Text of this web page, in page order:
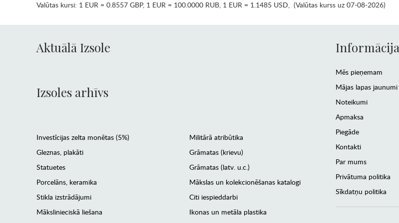
Valūtas kursi: 1 EUR = 0.8557 GBP, 1 EUR = 100.0000 RUB, 1 EUR = 1.1485 USD, (Valūtas kurss uz 07-08-2026)
Aktuālā Izsole
Izsoles arhīvs
Investīcijas zelta monētas (5%)
Gleznas, plakāti
Statuetes
Porcelāns, keramika
Stikla izstrādājumi
Mākslinieciskā liešana
Militārā atribūtika
Grāmatas (krievu)
Grāmatas (latv. u.c.)
Mākslas un kolekcionēšanas katalogi
Citi iespieddarbi
Ikonas un metāla plastika
Informācija
Mēs pieņemam
Mājas lapas jaunumi
Noteikumi
Apmaksa
Piegāde
Kontakti
Par mums
Privātuma politika
Sīkdatņu politika